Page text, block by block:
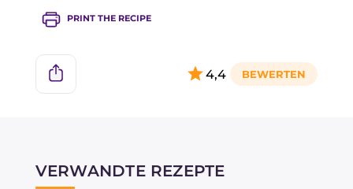
PRINT THE RECIPE
4,4
VERWANDTE REZEPTE